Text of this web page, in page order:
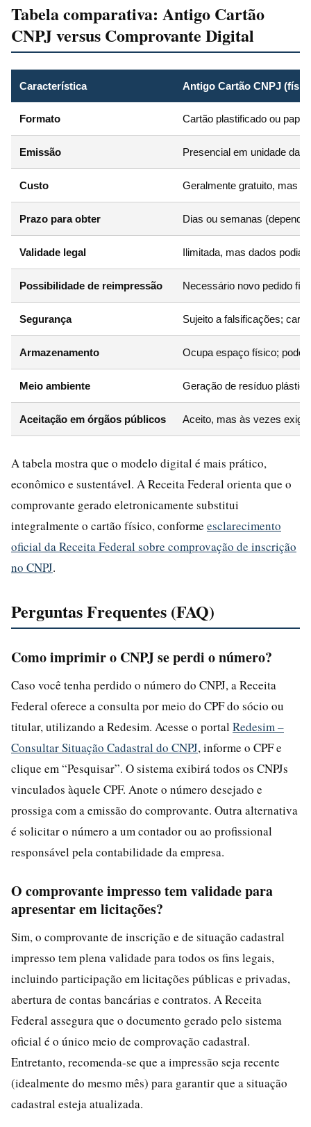
Tabela comparativa: Antigo Cartão
CNPJ versus Comprovante Digital
Característica Antigo Cartão CNPJ
Formato Cartão plastificado ou papel
Emissão Presencial em unidade da
Custo Geralmente gratuito, mas
Prazo para obter Dias ou semanas
Validade legal Ilimitada, mas dados
Possibilidade de reimpressão Necessário novo pedido
Segurança Sujeito a falsificações;
Armazenamento Ocupa espaço físico; pode
Meio ambiente Geração de resíduo
Aceitação em órgãos públicos Aceito, mas às vezes
A tabela mostra que o modelo digital é mais prático,
econômico e sustentável. A Receita Federal orienta que o
comprovante gerado eletronicamente substitui
integralmente o cartão físico, conforme esclarecimento
oficial da Receita Federal sobre comprovação de inscrição
no CNPJ.
Perguntas Frequentes (FAQ)
Como imprimir o CNPJ se perdi o número?
Caso você tenha perdido o número do CNPJ, a Receita
Federal oferece a consulta por meio do CPF do sócio ou
titular, utilizando a Redesim. Acesse o portal Redesim –
Consultar Situação Cadastral do CNPJ, informe o CPF e
clique em “Pesquisar”. O sistema exibirá todos os CNPJs
vinculados àquele CPF. Anote o número desejado e
prossiga com a emissão do comprovante. Outra alternativa
é solicitar o número a um contador ou ao profissional
responsável pela contabilidade da empresa.
O comprovante impresso tem validade para
apresentar em licitações?
Sim, o comprovante de inscrição e de situação cadastral
impresso tem plena validade para todos os fins legais,
incluindo participação em licitações públicas e privadas,
abertura de contas bancárias e contratos. A Receita
Federal assegura que o documento gerado pelo sistema
oficial é o único meio de comprovação cadastral.
Entretanto, recomenda-se que a impressão seja recente
(idealmente do mesmo mês) para garantir que a situação
cadastral esteja atualizada.